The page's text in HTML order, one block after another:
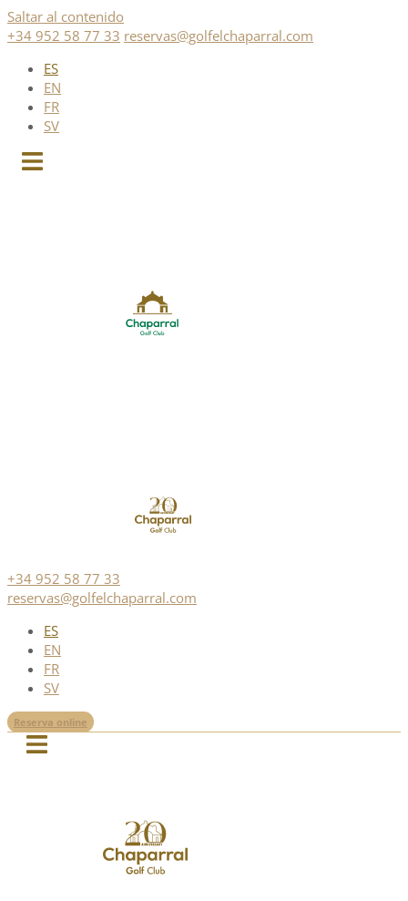
Saltar al contenido
+34 952 58 77 33 reservas@golfelchaparral.com
ES
EN
FR
SV
+34 952 58 77 33
reservas@golfelchaparral.com
ES
EN
FR
SV
Reserva online